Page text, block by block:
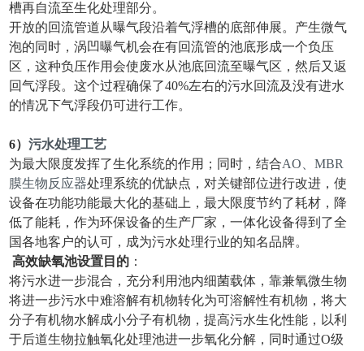
槽再自流至生化处理部分。
开放的回流管道从曝气段沿着气浮槽的底部伸展。产生微气
泡的同时，涡凹曝气机会在有回流管的池底形成一个负压
区，这种负压作用会使废水从池底回流至曝气区，然后又返
回气浮段。这个过程确保了40%左右的污水回流及没有进水
的情况下气浮段仍可进行工作。
6）污水处理工艺
为最大限度发挥了生化系统的作用；同时，结合AO、MBR
膜生物反应器处理系统的优缺点，对关键部位进行改进，使
设备在功能功能最大化的基础上，最大限度节约了耗材，降
低了能耗，作为环保设备的生产厂家，一体化设备得到了全
国各地客户的认可，成为污水处理行业的知名品牌。
高效缺氧池设置目的 ：
将污水进一步混合，充分利用池内细菌载体，靠兼氧微生物
将进一步污水中难溶解有机物转化为可溶解性有机物，将大
分子有机物水解成小分子有机物，提高污水生化性能，以利
于后道生物拉触氧化处理池进一步氧化分解，同时通过O级